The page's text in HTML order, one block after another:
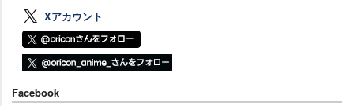
Xアカウント
Facebook